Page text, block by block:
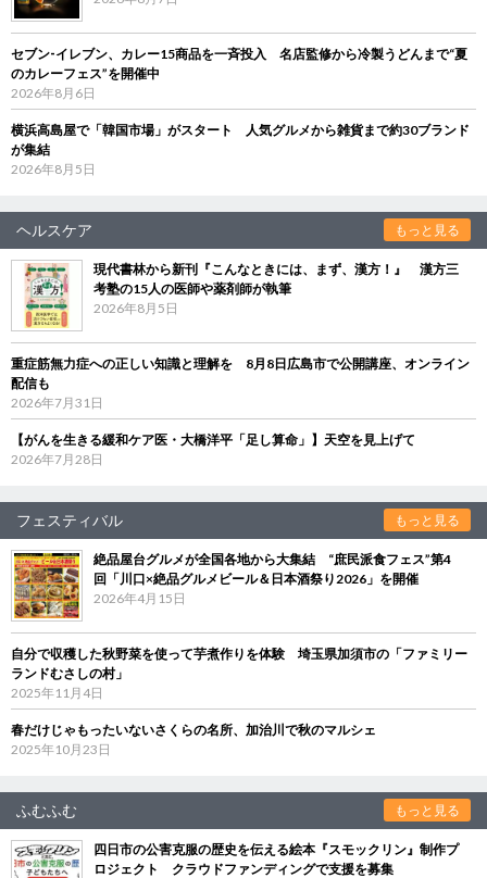
セブン‐イレブン、カレー15商品を一斉投入 名店監修から冷製うどんまで“夏
のカレーフェス”を開催中
2026年8月6日
横浜高島屋で「韓国市場」がスタート 人気グルメから雑貨まで約30ブランド
が集結
2026年8月5日
ヘルスケア もっと見る
現代書林から新刊『こんなときには、まず、漢方！』 漢方三
考塾の15人の医師や薬剤師が執筆
2026年8月5日
重症筋無力症への正しい知識と理解を 8月8日広島市で公開講座、オンライン
配信も
2026年7月31日
【がんを生きる緩和ケア医・大橋洋平「足し算命」】天空を見上げて
2026年7月28日
フェスティバル もっと見る
絶品屋台グルメが全国各地から大集結 “庶民派食フェス”第4
回「川口×絶品グルメビール＆日本酒祭り2026」を開催
2026年4月15日
自分で収穫した秋野菜を使って芋煮作りを体験 埼玉県加須市の「ファミリー
ランドむさしの村」
2025年11月4日
春だけじゃもったいないさくらの名所、加治川で秋のマルシェ
2025年10月23日
ふむふむ もっと見る
四日市の公害克服の歴史を伝える絵本『スモックリン』制作プ
ロジェクト クラウドファンディングで支援を募集